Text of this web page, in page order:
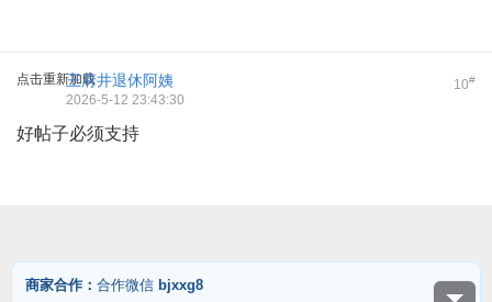
点击重新加载 10#
王府井退休阿姨
2026-5-12 23:43:30
好帖子必须支持
商家合作： 合作微信 bjxxg8